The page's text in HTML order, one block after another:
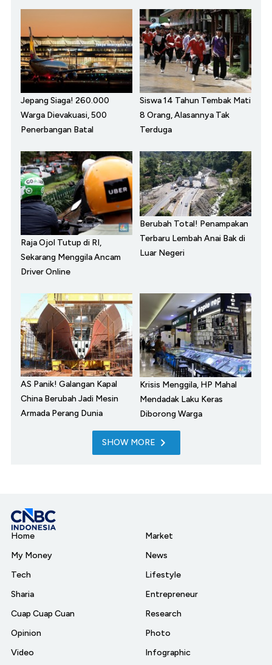
Jepang Siaga! 260.000
Warga Dievakuasi, 500
Penerbangan Batal
Siswa 14 Tahun Tembak Mati
8 Orang, Alasannya Tak
Terduga
Raja Ojol Tutup di RI,
Sekarang Menggila Ancam
Driver Online
Berubah Total! Penampakan
Terbaru Lembah Anai Bak di
Luar Negeri
AS Panik! Galangan Kapal
China Berubah Jadi Mesin
Armada Perang Dunia
Krisis Menggila, HP Mahal
Mendadak Laku Keras
Diborong Warga
SHOW MORE
Home
My Money
Tech
Sharia
Cuap Cuap Cuan
Opinion
Video
Market
News
Lifestyle
Entrepreneur
Research
Photo
Infographic